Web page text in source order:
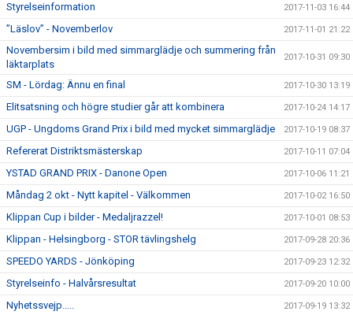
Styrelseinformation 2017-11-03 16:44
”Läslov” - Novemberlov 2017-11-01 21:22
Novembersim i bild med simmarglädje och summering från
läktarplats
2017-10-31 09:30
SM - Lördag: Ännu en final 2017-10-30 13:19
Elitsatsning och högre studier går att kombinera 2017-10-24 14:17
UGP - Ungdoms Grand Prix i bild med mycket simmarglädje 2017-10-19 08:37
Refererat Distriktsmästerskap 2017-10-11 07:04
YSTAD GRAND PRIX - Danone Open 2017-10-06 11:21
Måndag 2 okt - Nytt kapitel - Välkommen 2017-10-02 16:50
Klippan Cup i bilder - Medaljrazzel! 2017-10-01 08:53
Klippan - Helsingborg - STOR tävlingshelg 2017-09-28 20:36
SPEEDO YARDS - Jönköping 2017-09-23 12:32
Styrelseinfo - Halvårsresultat 2017-09-20 10:00
Nyhetssvejp..... 2017-09-19 13:32